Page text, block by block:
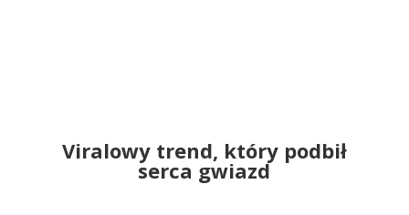
Viralowy trend, który podbił
serca gwiazd